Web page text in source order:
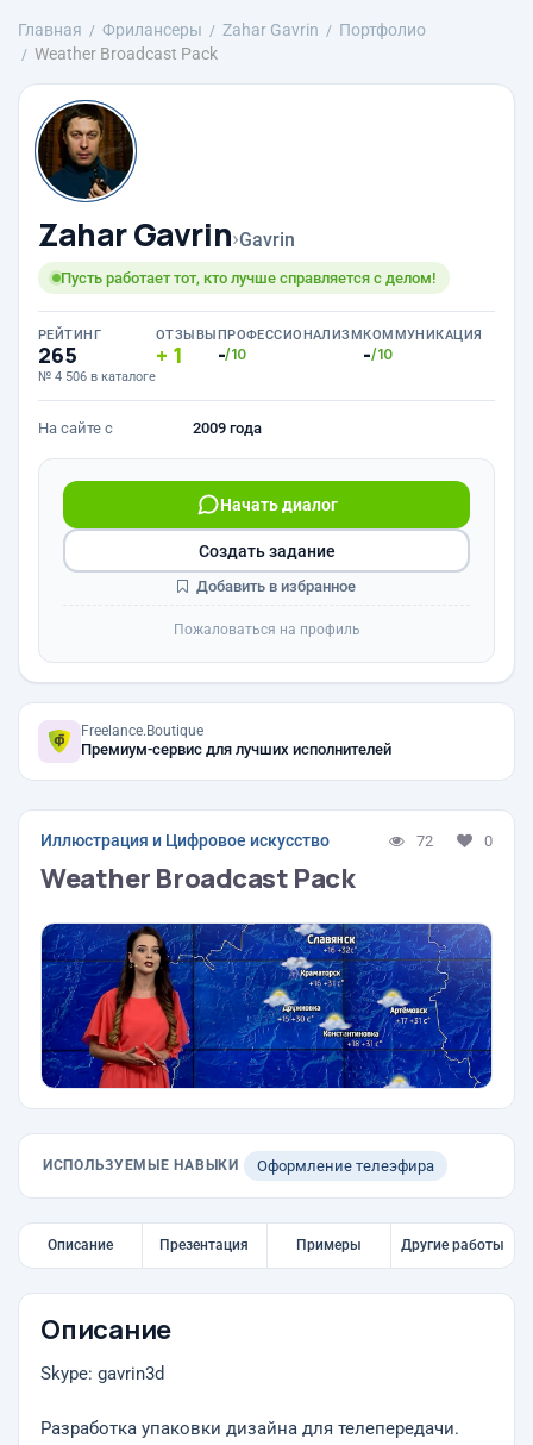
Главная Фрилансеры Zahar Gavrin
Портфолио
Weather Broadcast Pack
Zahar Gavrin›Gavrin
Пусть работает тот, кто лучше справляется с делом!
РЕЙТИНГ
265
№ 4 506 в каталоге
ОТЗЫВЫ
1
ПРОФЕССИОНАЛИЗМ
-/10
КОММУНИКАЦИЯ
-/10
На сайте с 2009 года
Начать диалог
Создать задание
Добавить в избранное
Пожаловаться на профиль
Freelance.Boutique
Премиум-сервис для лучших исполнителей
Иллюстрация и Цифровое искусство 72 0
Weather Broadcast Pack
ИСПОЛЬЗУЕМЫЕ НАВЫКИ Оформление телеэфира
Описание Презентация Примеры Другие работы
Описание
Skype: gavrin3d
Разработка упаковки дизайна для телепередачи.